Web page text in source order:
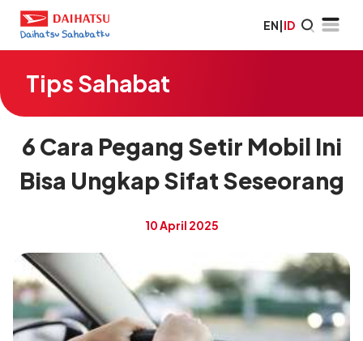
EN|ID
Tips Sahabat
6 Cara Pegang Setir Mobil Ini
Bisa Ungkap Sifat Seseorang
10 April 2025